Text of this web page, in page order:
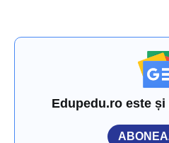
Edupedu.ro este